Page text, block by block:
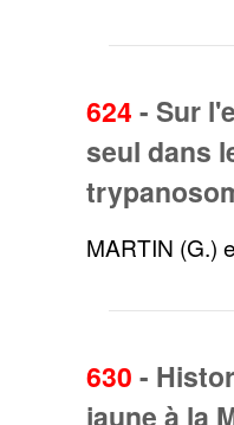
624 - Sur
seul dans
MARTIN (G.)
630 -
jaune à la